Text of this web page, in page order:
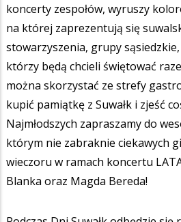
koncerty zespołów, wyruszy
na której zaprezentują się
stowarzyszenia, grupy
którzy będą chcieli świętować
można skorzystać ze strefy
kupić pamiątkę z Suwałk i zjeść
Najmłodszych zapraszamy do
którym nie zabraknie ciekawych
wieczoru w ramach koncertu
Blanka oraz Magda Bereda!